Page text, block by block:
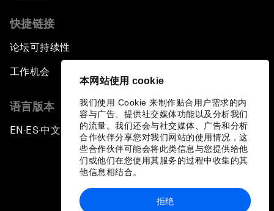
本网站使用 cookie
我们使用 Cookie 来制作贴合用户需求的内
容与广告、提供社交媒体功能以及分析我们
的流量。我们还会与社交媒体、广告和分析
合作伙伴分享您对我们网站的使用情况，这
些合作伙伴可能会将此类信息与您提供给他
们或他们在您使用其服务的过程中收集的其
他信息相结合。
拒绝
快捷链接
论坛可持续性
工作机会
语言版本
EN ▪ES▪中文▪ 日本語